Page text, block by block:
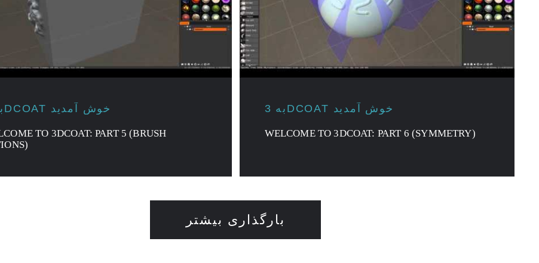
به 3DCOAT خوش آمدید
TO 3DCOAT: PART 5 (BRUSH
به 3DCOAT خوش آمدید
WELCOME TO 3DCOAT: PART 6 (SYMMETRY)
بارگذاری بیشتر